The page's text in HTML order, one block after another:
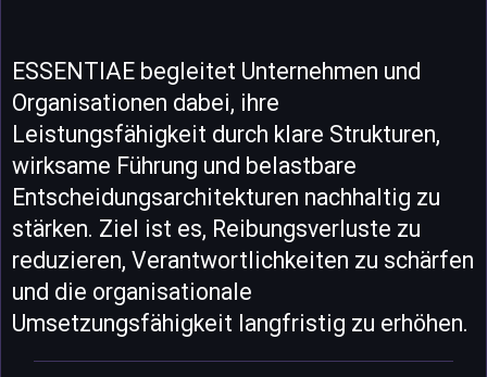
ESSENTIAE begleitet Unternehmen und
Organisationen dabei, ihre
Leistungsfähigkeit durch klare Strukturen,
wirksame Führung und belastbare
Entscheidungsarchitekturen nachhaltig zu
stärken. Ziel ist es, Reibungsverluste zu
reduzieren, Verantwortlichkeiten zu schärfen
und die organisationale
Umsetzungsfähigkeit langfristig zu erhöhen.